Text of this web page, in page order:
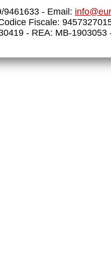
9461633 - Email:
Fiscale:
- REA: MB-